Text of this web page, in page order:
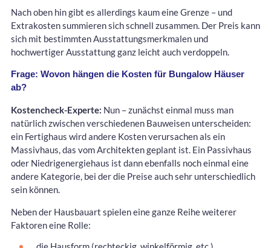
Nach oben hin gibt es allerdings kaum eine Grenze – und
Extrakosten summieren sich schnell zusammen. Der Preis kann
sich mit bestimmten Ausstattungsmerkmalen und
hochwertiger Ausstattung ganz leicht auch verdoppeln.
Frage: Wovon hängen die Kosten für Bungalow Häuser
ab?
Kostencheck-Experte: Nun – zunächst einmal muss man
natürlich zwischen verschiedenen Bauweisen unterscheiden:
ein Fertighaus wird andere Kosten verursachen als ein
Massivhaus, das vom Architekten geplant ist. Ein Passivhaus
oder Niedrigenergiehaus ist dann ebenfalls noch einmal eine
andere Kategorie, bei der die Preise auch sehr unterschiedlich
sein können.
Neben der Hausbauart spielen eine ganze Reihe weiterer
Faktoren eine Rolle: